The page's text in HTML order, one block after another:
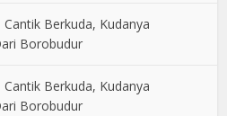
Cantik Berkuda, Kudanya
Borobudur
Cantik Berkuda, Kudanya
Borobudur